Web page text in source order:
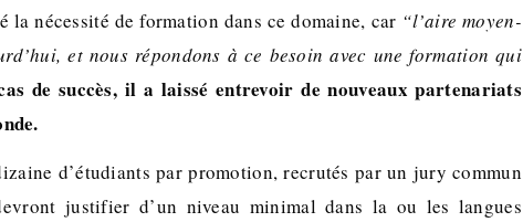
la nécessité de formation dans ce domaine, car “l’aire moyen-
et nous répondons à ce besoin avec une formation qui
de succès, il a laissé entrevoir de nouveaux partenariats
d’étudiants par promotion, recrutés par un jury commun
justifier d’un niveau minimal dans la ou les langues